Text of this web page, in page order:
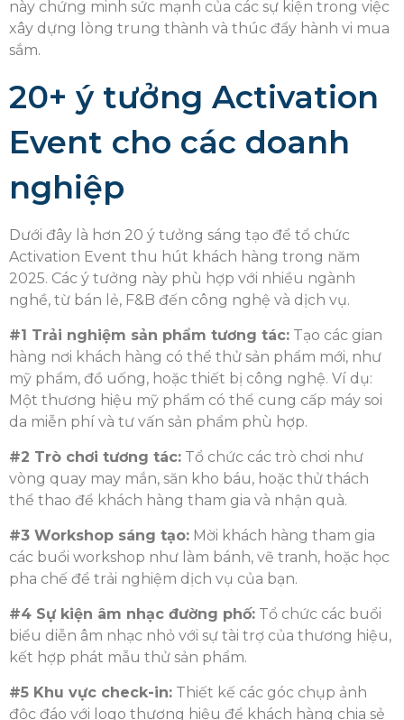
này chứng minh sức mạnh của các sự kiện trong việc
xây dựng lòng trung thành và thúc đẩy hành vi mua
sắm.
20+ ý tưởng Activation
Event cho các doanh
nghiệp
Dưới đây là hơn 20 ý tưởng sáng tạo để tổ chức
Activation Event thu hút khách hàng trong năm
2025. Các ý tưởng này phù hợp với nhiều ngành
nghề, từ bán lẻ, F&B đến công nghệ và dịch vụ.
#1 Trải nghiệm sản phẩm tương tác: Tạo các gian
hàng nơi khách hàng có thể thử sản phẩm mới, như
mỹ phẩm, đồ uống, hoặc thiết bị công nghệ. Ví dụ:
Một thương hiệu mỹ phẩm có thể cung cấp máy soi
da miễn phí và tư vấn sản phẩm phù hợp.
#2 Trò chơi tương tác: Tổ chức các trò chơi như
vòng quay may mắn, săn kho báu, hoặc thử thách
thể thao để khách hàng tham gia và nhận quà.
#3 Workshop sáng tạo: Mời khách hàng tham gia
các buổi workshop như làm bánh, vẽ tranh, hoặc học
pha chế để trải nghiệm dịch vụ của bạn.
#4 Sự kiện âm nhạc đường phố: Tổ chức các buổi
biểu diễn âm nhạc nhỏ với sự tài trợ của thương hiệu,
kết hợp phát mẫu thử sản phẩm.
#5 Khu vực check-in: Thiết kế các góc chụp ảnh
độc đáo với logo thương hiệu để khách hàng chia sẻ